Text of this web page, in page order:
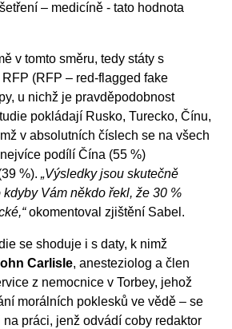
– medicíně - tato hodnota
v tomto směru, tedy státy s
(RFP – red-flagged fake
u nichž je pravděpodobnost
pokládají Rusko, Turecko, Čínu,
v absolutních číslech se na všech
podílí Čína (55 %)
%). „Výsledky jsou skutečně
Vám někdo řekl, že 30 %
okomentoval zjištění Sabel.
se shoduje i s daty, k nimž
Carlisle, anesteziolog a člen
z nemocnice v Torbey, jehož
morálních poklesků ve vědě – se
práci, jenž odvádí coby redaktor